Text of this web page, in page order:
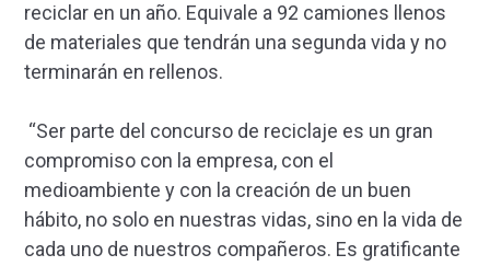
reciclar en un año. Equivale a 92 camiones llenos
de materiales que tendrán una segunda vida y no
terminarán en rellenos.
“Ser parte del concurso de reciclaje es un gran
compromiso con la empresa, con el
medioambiente y con la creación de un buen
hábito, no solo en nuestras vidas, sino en la vida de
cada uno de nuestros compañeros. Es gratificante